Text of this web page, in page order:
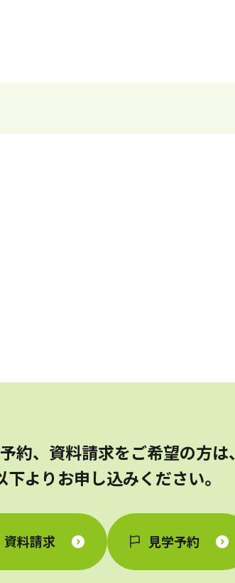
約、資料請求をご希望の方は、
下よりお申し込みください。
資料請求 見学予約